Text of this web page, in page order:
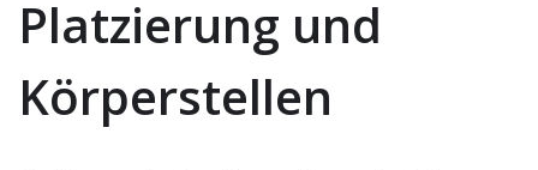
Platzierung und
Körperstellen